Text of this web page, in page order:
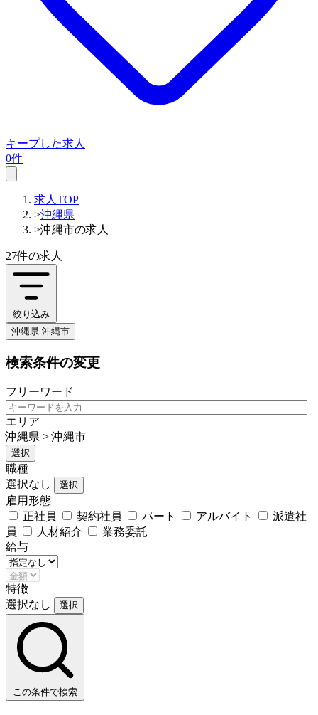
キープした求人
0件
求人TOP
>沖縄県
>沖縄市の求人
27件の求人
絞り込み
沖縄県 沖縄市
検索条件の変更
フリーワード
エリア
沖縄県 > 沖縄市
選択
職種
選択なし
選択
雇用形態
正社員
契約社員 パート アルバイト
派遣社
員
人材紹介
業務委託
給与
特徴
選択なし
選択
この条件で検索